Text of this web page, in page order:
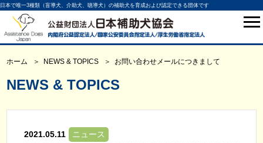
日本で唯一3種類（盲導犬、介助犬、聴導犬）の補助犬を育成および認定できる団体です
ホーム NEWS & TOPICS お問い合わせメールにつきまして
NEWS & TOPICS
2021.05.11 ニュース